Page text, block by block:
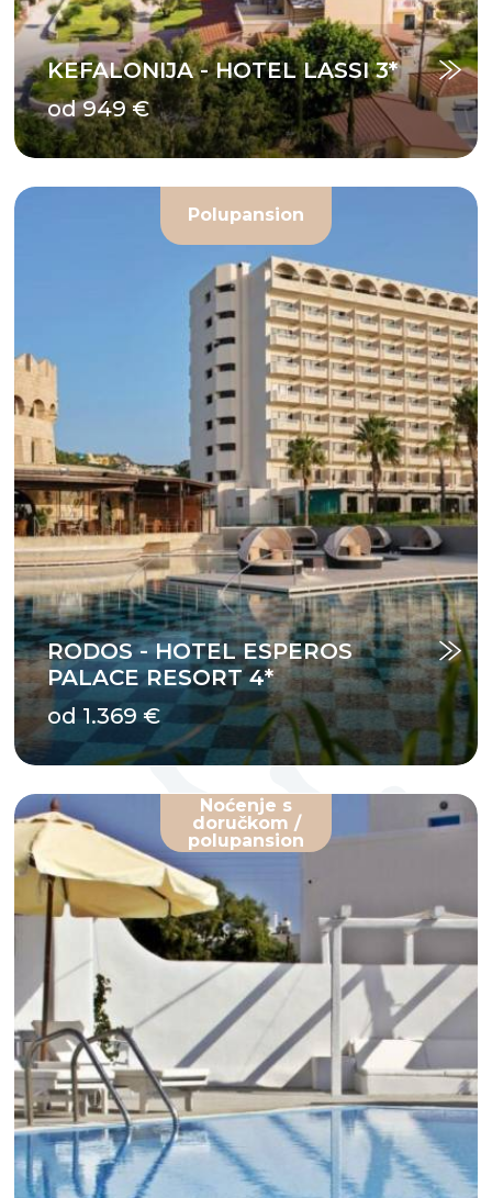
KEFALONIJA - HOTEL LASSI 3*
od 949 €
Polupansion
RODOS - HOTEL ESPEROS
PALACE RESORT 4*
od 1.369 €
Noćenje s
doručkom /
polupansion